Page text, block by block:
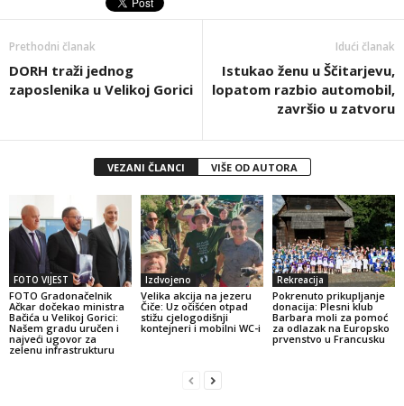
Prethodni članak
DORH traži jednog
zaposlenika u Velikoj Gorici
Idući članak
Istukao ženu u Ščitarjevu,
lopatom razbio automobil,
završio u zatvoru
VEZANI ČLANCI VIŠE OD AUTORA
FOTO VIJEST
FOTO Gradonačelnik
Ačkar dočekao ministra
Bačića u Velikoj Gorici:
Našem gradu uručen i
najveći ugovor za
zelenu infrastrukturu
Izdvojeno
Velika akcija na jezeru
Čiče: Uz očišćen otpad
stižu cjelogodišnji
kontejneri i mobilni WC-i
Rekreacija
Pokrenuto prikupljanje
donacija: Plesni klub
Barbara moli za pomoć
za odlazak na Europsko
prvenstvo u Francusku